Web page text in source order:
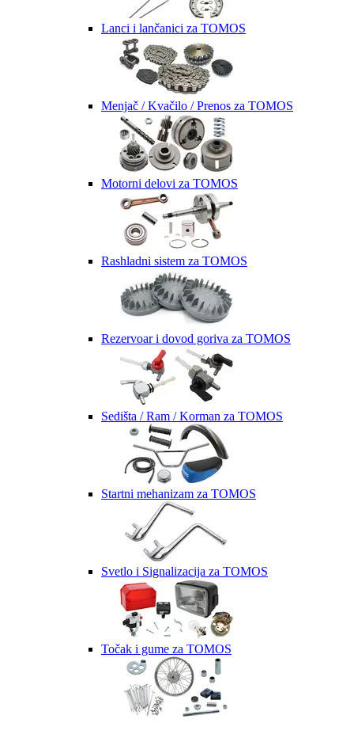
Lanci i lančanici za TOMOS
Menjač / Kvačilo / Prenos za TOMOS
Motorni delovi za TOMOS
Rashladni sistem za TOMOS
Rezervoar i dovod goriva za TOMOS
Sedišta / Ram / Korman za TOMOS
Startni mehanizam za TOMOS
Svetlo i Signalizacija za TOMOS
Točak i gume za TOMOS